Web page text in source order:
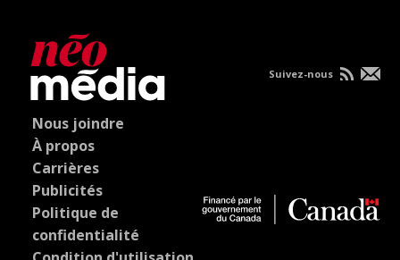
Nous joindre
À propos
Carrières
Publicités
Politique de
confidentialité
Suivez-nous